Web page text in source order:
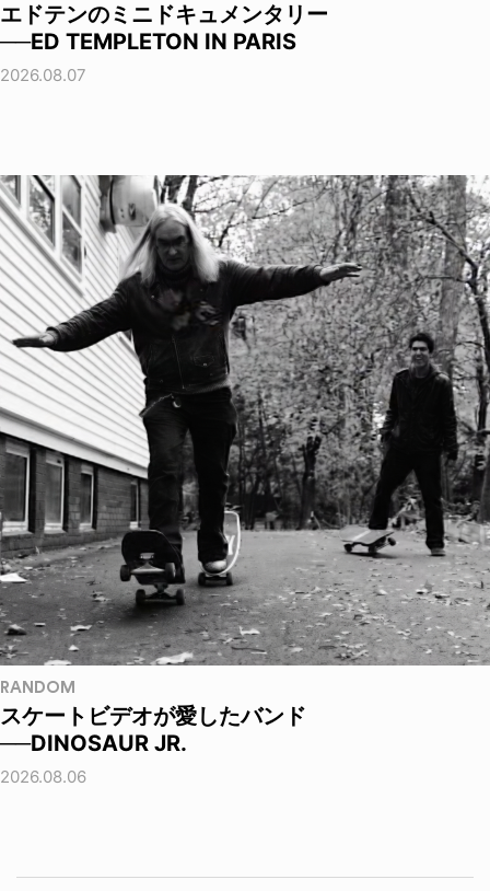
エドテンのミニドキュメンタリー
──ED TEMPLETON IN PARIS
2026.08.07
RANDOM
スケートビデオが愛したバンド
──DINOSAUR JR.
2026.08.06